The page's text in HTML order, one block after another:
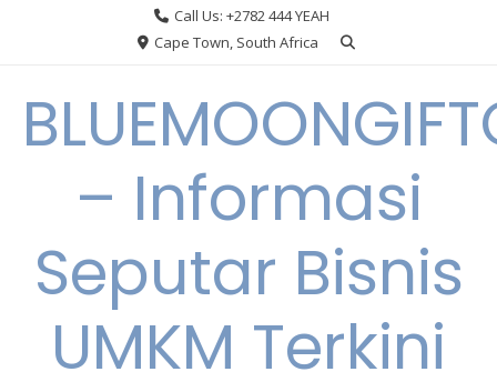
Call Us: +2782 444 YEAH
Cape Town, South Africa
– Informasi
Seputar Bisnis
UMKM Terkini